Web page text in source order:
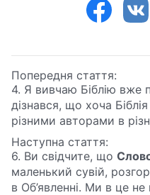
Попередня стаття:
4. Я вивчаю Біблію вже
дізнався, що хоча
різними авторами в
жодної помилки. Це
автором Біблії, і що
Святого Духа.
Наступна стаття:
6. Ви свідчите, що
маленький сувій,
в Об’явленні. Ми в це